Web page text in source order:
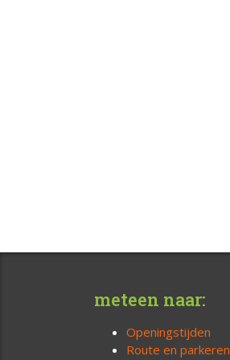
meteen naar:
Openingstijden
Route en parkeren